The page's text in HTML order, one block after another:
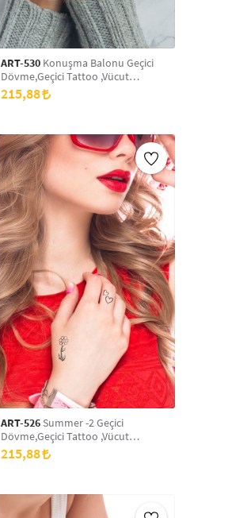
ART-530 Konuşma Balonu Geçici
Dövme,Geçici Tattoo ,Vücut
Dövme,Kol Bilek Dövme,Boyun
Dövme,Sırt Dövme
215,88
ART-526 Summer -2 Geçici
Dövme,Geçici Tattoo ,Vücut
Dövme,Kol Bilek Dövme,Boyun
Dövme,Sırt Dövme
215,88